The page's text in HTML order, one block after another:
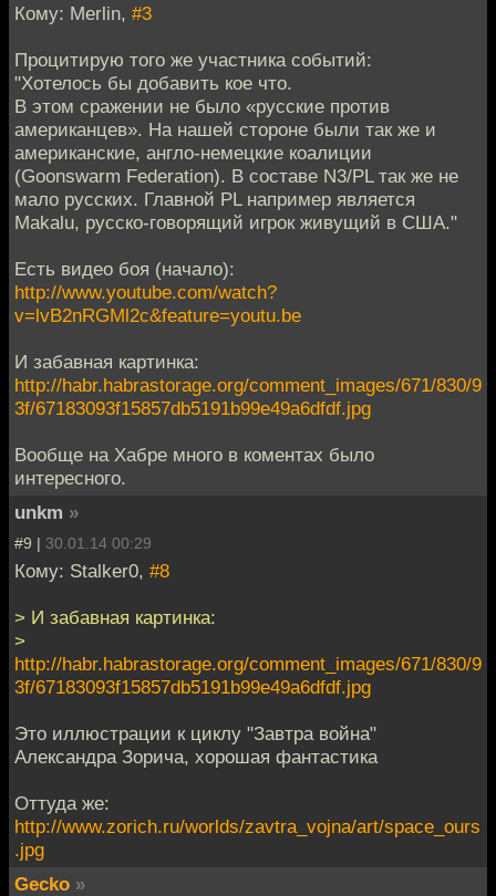
Кому: Merlin, #3
Процитирую того же участника событий:
"Хотелось бы добавить кое что.
В этом сражении не было «русские против
американцев». На нашей стороне были так же и
американские, англо-немецкие коалиции
(Goonswarm Federation). В составе N3/PL так же не
мало русских. Главной PL например является
Makalu, русско-говорящий игрок живущий в США."
Есть видео боя (начало):
http://www.youtube.com/watch?
v=lvB2nRGMl2c&feature=youtu.be
И забавная картинка:
http://habr.habrastorage.org/comment_images/671/830/9
3f/67183093f15857db5191b99e49a6dfdf.jpg
Вообще на Хабре много в коментах было
интересного.
unkm »
#9 | 30.01.14 00:29
Кому: Stalker0, #8
> И забавная картинка:
>
http://habr.habrastorage.org/comment_images/671/830/9
3f/67183093f15857db5191b99e49a6dfdf.jpg
Это иллюстрации к циклу "Завтра война"
Александра Зорича, хорошая фантастика
Оттуда же:
http://www.zorich.ru/worlds/zavtra_vojna/art/space_ours
.jpg
Gecko »